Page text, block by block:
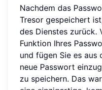
Nachdem das
Tresor gespeichert
des Dienstes zurück.
Funktion Ihres
und fügen Sie es aus
neue Passwort
zu speichern. Das